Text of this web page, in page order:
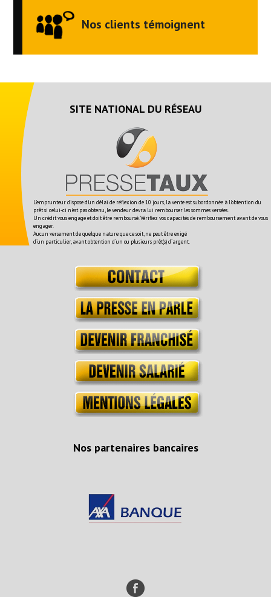
Nos clients témoignent
SITE NATIONAL DU RÉSEAU
L'emprunteur dispose d'un délai de réflexion de 10 jours, la vente est subordonnée à l'obtention du
prêt si celui-ci n'est pas obtenu, le vendeur devra lui rembourser les sommes versées.
Un crédit vous engage et doit être remboursé. Vérifiez vos capacités de remboursement avant de vous
engager.
Aucun versement de quelque nature que ce soit, ne peut être exigé
d´un particulier, avant obtention d´un ou plusieurs prêt(s) d´argent.
Nos partenaires bancaires